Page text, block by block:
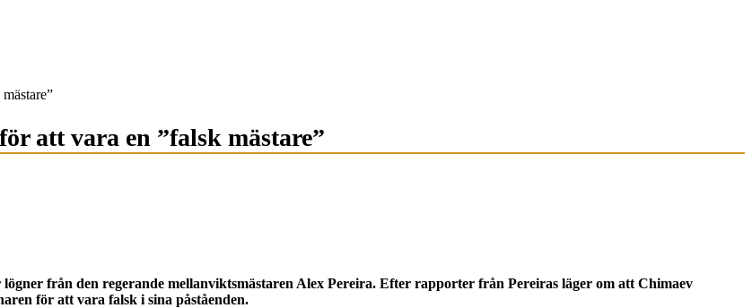
att vara en ”falsk mästare”
från den regerande mellanviktsmästaren Alex Pereira. Efter rapporter från Pereiras läger om att Chimaev
för att vara falsk i sina påståenden.